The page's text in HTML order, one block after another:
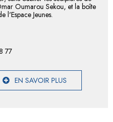
Oumarou Sekou, et la boîte
l'Espace Jeunes.
77
EN SAVOIR PLUS